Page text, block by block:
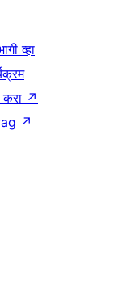
व्हा
करा ↗
↗